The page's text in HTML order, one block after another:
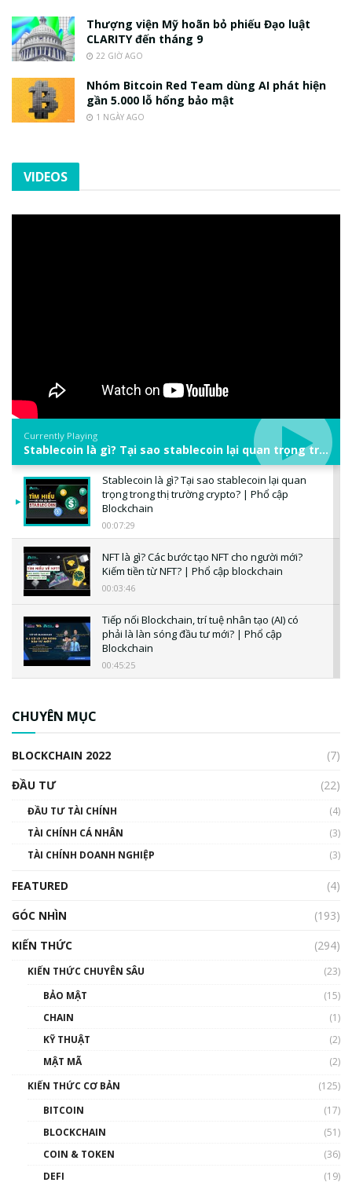
Thượng viện Mỹ hoãn bỏ phiếu Đạo luật
CLARITY đến tháng 9
22 GIỜ AGO
Nhóm Bitcoin Red Team dùng AI phát hiện
gần 5.000 lỗ hổng bảo mật
1 NGÀY AGO
VIDEOS
Currently Playing
Stablecoin là gì? Tại sao stablecoin lại quan trọng trong thị trường crypto? | Phổ cập Blockchain
Stablecoin là gì? Tại sao stablecoin lại quan
trọng trong thị trường crypto? | Phổ cập
Blockchain
00:07:29
NFT là gì? Các bước tạo NFT cho người mới?
Kiếm tiền từ NFT? | Phổ cập blockchain
00:03:46
Tiếp nối Blockchain, trí tuệ nhân tạo (AI) có
phải là làn sóng đầu tư mới? | Phổ cập
Blockchain
00:45:25
00:02:14
Nhìn lại năm 2022: Những sự kiện ảnh hưởng
đến hệ sinh thái tiền mã hoá | Phổ cập
00:43:47
như thể nào?
00:39:31
CHUYÊN MỤC
BLOCKCHAIN 2022
(7)
ĐẦU TƯ
(22)
ĐẦU TƯ TÀI CHÍNH
(4)
TÀI CHÍNH CÁ NHÂN
(3)
TÀI CHÍNH DOANH NGHIỆP
(3)
FEATURED
(4)
GÓC NHÌN
(193)
KIẾN THỨC
(294)
KIẾN THỨC CHUYÊN SÂU
(23)
BẢO MẬT
(15)
CHAIN
(1)
KỸ THUẬT
(2)
MẬT MÃ
(2)
KIẾN THỨC CƠ BẢN
(125)
BITCOIN
(17)
BLOCKCHAIN
(51)
COIN & TOKEN
(36)
DEFI
(19)